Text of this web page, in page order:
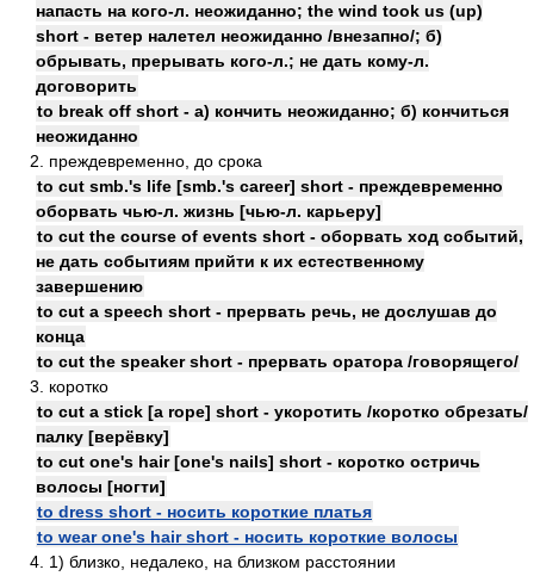
напасть на кого-л. неожиданно; the wind took us (up)
short - ветер налетел неожиданно /внезапно/; б)
обрывать, прерывать кого-л.; не дать кому-л.
договорить
to break off short - а) кончить неожиданно; б) кончиться
неожиданно
2. преждевременно, до срока
to cut smb.'s life [smb.'s career] short - преждевременно
оборвать чью-л. жизнь [чью-л. карьеру]
to cut the course of events short - оборвать ход событий,
не дать событиям прийти к их естественному
завершению
to cut a speech short - прервать речь, не дослушав до
конца
to cut the speaker short - прервать оратора /говорящего/
3. коротко
to cut a stick [a rope] short - укоротить /коротко обрезать/
палку [верёвку]
to cut one's hair [one's nails] short - коротко остричь
волосы [ногти]
to dress short - носить короткие платья
to wear one's hair short - носить короткие волосы
4. 1) близко, недалеко, на близком расстоянии